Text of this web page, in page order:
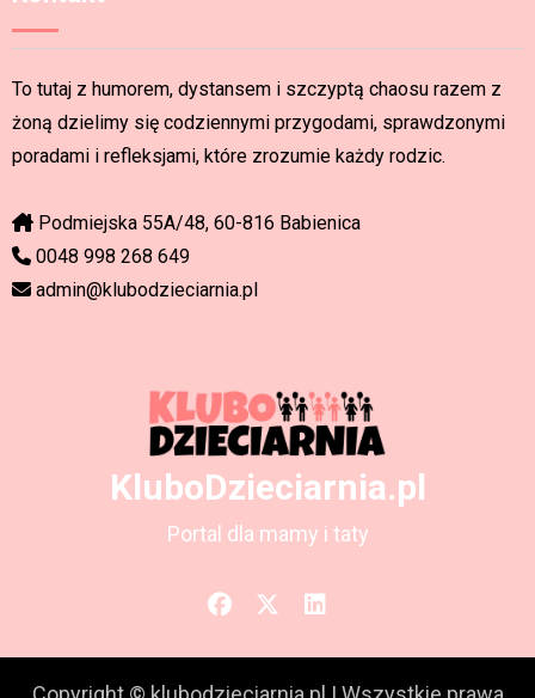
To tutaj z humorem, dystansem i szczyptą chaosu razem z
żoną dzielimy się codziennymi przygodami, sprawdzonymi
poradami i refleksjami, które zrozumie każdy rodzic.
Podmiejska 55A/48, 60-816 Babienica
0048 998 268 649
admin@klubodzieciarnia.pl
KluboDzieciarnia.pl
Portal dla mamy i taty